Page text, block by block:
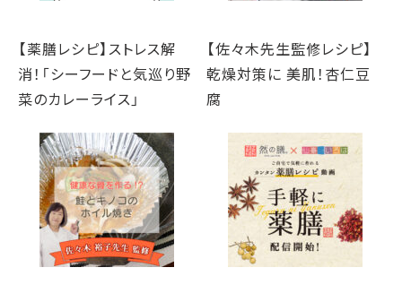
【薬膳レシピ】ストレス解
消！「シーフードと気巡り野
菜のカレーライス」
【佐々木先生監修レシピ】
乾燥対策に 美肌！杏仁豆
腐